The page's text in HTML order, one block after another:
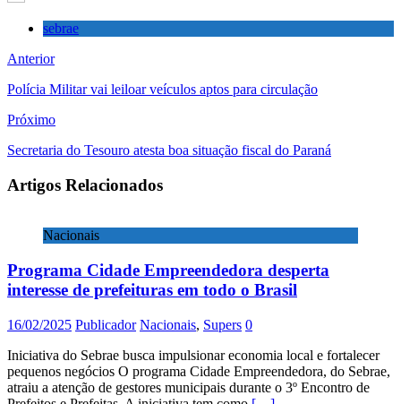
sebrae
Anterior
Polícia Militar vai leiloar veículos aptos para circulação
Próximo
Secretaria do Tesouro atesta boa situação fiscal do Paraná
Artigos Relacionados
Nacionais
Programa Cidade Empreendedora desperta
interesse de prefeituras em todo o Brasil
16/02/2025 Publicador Nacionais, Supers 0
Iniciativa do Sebrae busca impulsionar economia local e fortalecer
pequenos negócios O programa Cidade Empreendedora, do Sebrae,
atraiu a atenção de gestores municipais durante o 3º Encontro de